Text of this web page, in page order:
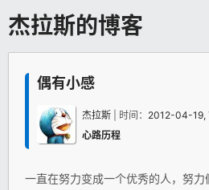
杰拉斯的博客
偶有小感
杰拉斯 | 时间： 2012-04-19,
心路历程
一直在努力变成一个优秀的人，努